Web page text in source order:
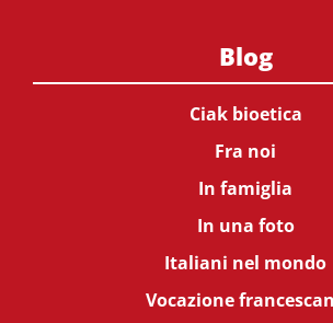
Blog
Ciak bioetica
Fra noi
In famiglia
In una foto
Italiani nel mondo
Vocazione